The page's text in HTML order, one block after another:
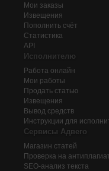
Мои заказы
Извещения
Пополнить счёт
Статистика
API
Исполнителю
Работа онлайн
Мои работы
Продать статью
Извещения
Вывод средств
Инструкции для
Сервисы Адвего
Магазин статей
Проверка на
SEO-анализ текста